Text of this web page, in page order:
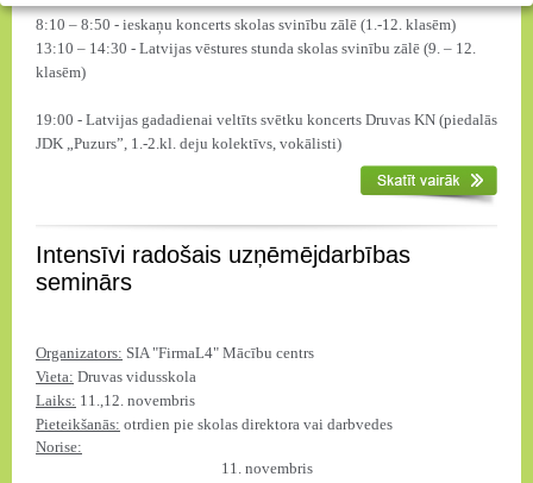
8:10 – 8:50 - ieskaņu koncerts skolas svinību zālē (1.-12. klasēm)
13:10 – 14:30 - Latvijas vēstures stunda skolas svinību zālē (9. – 12.
klasēm)
19:00 - Latvijas gadadienai veltīts svētku koncerts Druvas KN (piedalās
JDK „Puzurs”, 1.-2.kl. deju kolektīvs, vokālisti)
Intensīvi radošais uzņēmējdarbības
seminārs
Organizators: SIA "FirmaL4" Mācību centrs
Vieta: Druvas vidusskola
Laiks: 11.,12. novembris
Pieteikšanās: otrdien pie skolas direktora vai darbvedes
Norise:
11. novembris